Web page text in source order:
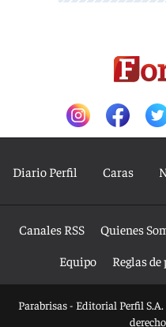
Diario Perfil Caras
Canales RSS Quienes
Equipo
Reglas
Parabrisas - Editorial Perfil S.A.